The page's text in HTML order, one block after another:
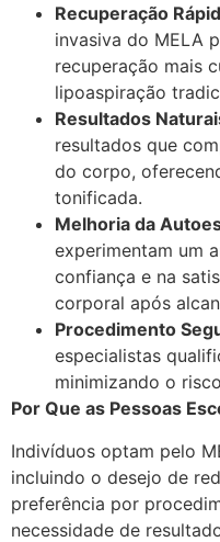
Recuperação
invasiva do MELA
recuperação mais
lipoaspiração
Resultados
resultados que
do corpo,
tonificada.
Melhoria da
experimentam um
confiança e na
corporal após
Procedimento
especialistas
minimizando o
Por Que as Pessoas
Indivíduos optam pelo
incluindo o desejo de
preferência por
necessidade de